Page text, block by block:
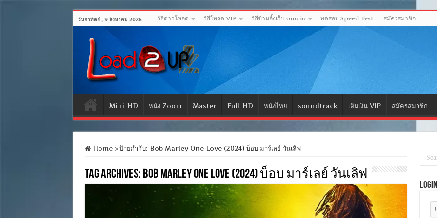
วันอาทิตย์ , 9 สิงหาคม 2026 วิธีดาวโหลด วิธีโหลด VIP วิธีข้ามลิ้งเว็บ ouo.io ทดสอบ Speed Test สมัครสมาชิก
Mini-HD หนัง Zoom Master Full-HD หนังไทย soundtrack เติมเงิน VIP สมัครสมาชิก
Home > ป้ายกำกับ: Bob Marley One Love (2024) บ็อบ มาร์เลย์ วันเลิฟ
Tag Archives: Bob Marley One Love (2024) บ็อบ มาร์เลย์ วันเลิฟ
Login